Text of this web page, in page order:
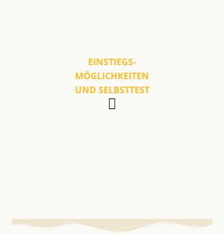
EINSTIEGS-
MÖGLICHKEITEN
UND SELBSTTEST